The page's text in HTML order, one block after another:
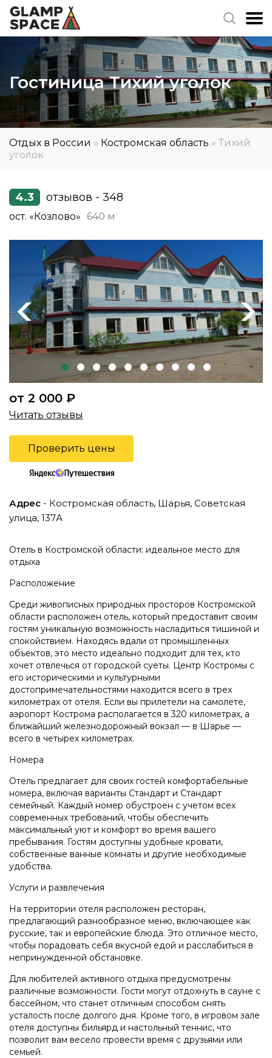
Гостиница Тихий уголок
Отдых в России » Костромская область » Тихий
уголок
4.3 отзывов - 348
ост. «Козлово» 640 м
Previous Next
от 2 000 ₽
Читать отзывы
Проверить цены
Адрес - Костромская область, Шарья, Советская
улица, 137А
Отель в Костромской области: идеальное место для
отдыха
Расположение
Среди живописных природных просторов Костромской
области расположен отель, который предоставит своим
гостям уникальную возможность насладиться тишиной и
спокойствием. Находясь вдали от промышленных
объектов, это место идеально подходит для тех, кто
хочет отвлечься от городской суеты. Центр Костромы с
его историческими и культурными
достопримечательностями находится всего в трех
километрах от отеля. Если вы прилетели на самолете,
аэропорт Кострома располагается в 320 километрах, а
ближайший железнодорожный вокзал — в Шарье —
всего в четырех километрах.
Номера
Отель предлагает для своих гостей комфортабельные
номера, включая варианты Стандарт и Стандарт
семейный. Каждый номер обустроен с учетом всех
современных требований, чтобы обеспечить
максимальный уют и комфорт во время вашего
пребывания. Гостям доступны удобные кровати,
собственные ванные комнаты и другие необходимые
удобства.
Услуги и развлечения
На территории отеля расположен ресторан,
предлагающий разнообразное меню, включающее как
русские, так и европейские блюда. Это отличное место,
чтобы порадовать себя вкусной едой и расслабиться в
непринужденной обстановке.
Для любителей активного отдыха предусмотрены
различные возможности. Гости могут отдохнуть в сауне с
бассейном, что станет отличным способом снять
усталость после долгого дня. Кроме того, в игровом зале
отеля доступны бильярд и настольный теннис, что
позволит вам весело провести время с друзьями или
семьей.